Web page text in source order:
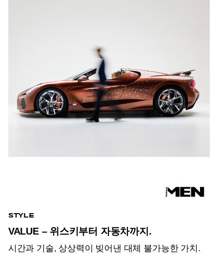
STYLE
VALUE – 위스키부터 자동차까지.
시간과 기술, 상상력이 빚어낸 대체 불가능한 가치.